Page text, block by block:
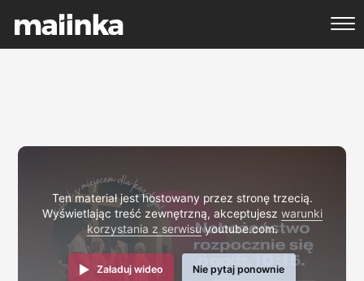
Ten materiał jest hostowany przez stronę trzecią.
Wyświetlając treść zewnętrzną, akceptujesz warunki
korzystania z serwisuyoutube.com.
Załaduj wideo Nie pytaj ponownie